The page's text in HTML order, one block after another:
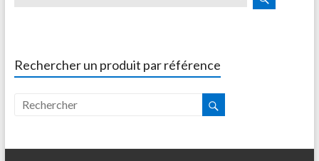
Rechercher un produit par référence